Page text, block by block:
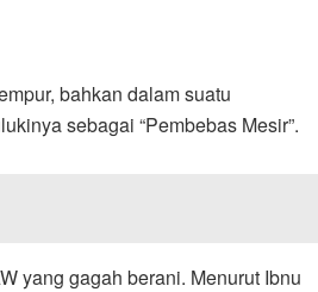
bahkan dalam suatu
sebagai “Pembebas Mesir”.
yang gagah berani. Menurut Ibnu